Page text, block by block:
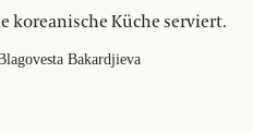
koreanische Küche serviert.
Bakardjieva